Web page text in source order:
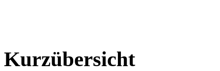
Kurzübersicht